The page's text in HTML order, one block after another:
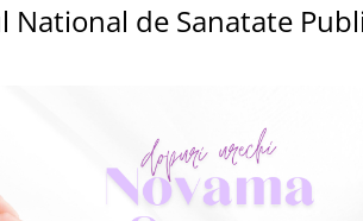
de Sanatate